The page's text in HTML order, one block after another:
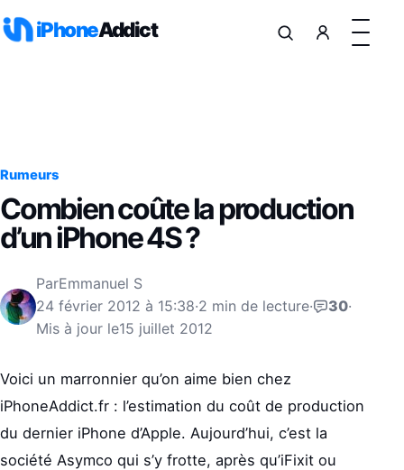
iPhoneAddict
Rumeurs
Combien coûte la production
d’un iPhone 4S ?
ParEmmanuel S
24 février 2012 à 15:38·2 min de lecture· 30·
Mis à jour le15 juillet 2012
Voici un marronnier qu’on aime bien chez
iPhoneAddict.fr : l’estimation du coût de production
du dernier iPhone d’Apple. Aujourd’hui, c’est la
société Asymco qui s’y frotte, après qu’iFixit ou